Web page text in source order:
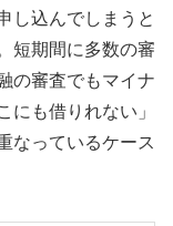
し込んでしまうと
短期間に多数の審
の審査でもマイナ
にも借りれない」
なっているケース